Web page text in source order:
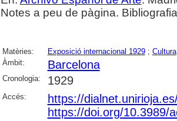
Notes a peu de pàgina.
Matèries: Exposició internacional 1929; Cultura
Àmbit:
Barcelona
Cronologia: 1929
Accés:
https://
https://doi.org/10.3989/